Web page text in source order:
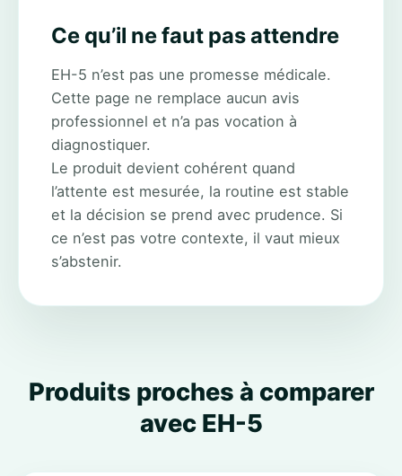
Ce qu’il ne faut pas attendre
EH-5 n’est pas une promesse médicale.
Cette page ne remplace aucun avis
professionnel et n’a pas vocation à
diagnostiquer.
Le produit devient cohérent quand
l’attente est mesurée, la routine est stable
et la décision se prend avec prudence. Si
ce n’est pas votre contexte, il vaut mieux
s’abstenir.
Produits proches à comparer
avec EH-5